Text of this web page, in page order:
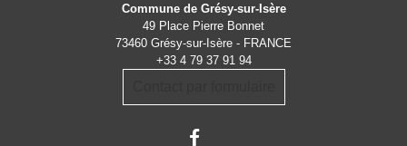
Commune de Grésy-sur-Isère
49 Place Pierre Bonnet
73460 Grésy-sur-Isère - FRANCE
+33 4 79 37 91 94